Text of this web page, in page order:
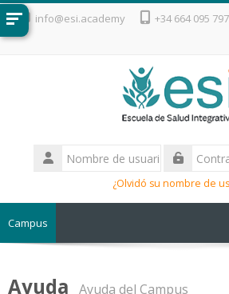
Salta al contenido principal
info@esi.academy +34 664 095 797
Nombre
de
¿Olvidó su nombre de
Campus
Ayuda Ayuda del Campus